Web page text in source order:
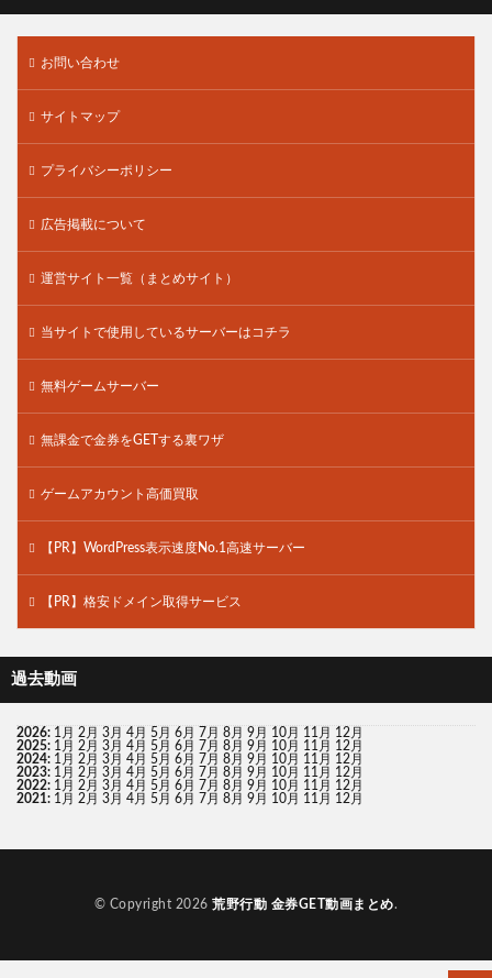
お問い合わせ
サイトマップ
プライバシーポリシー
広告掲載について
運営サイト一覧（まとめサイト）
当サイトで使用しているサーバーはコチラ
無料ゲームサーバー
無課金で金券をGETする裏ワザ
ゲームアカウント高価買取
【PR】WordPress表示速度No.1高速サーバー
【PR】格安ドメイン取得サービス
過去動画
2026: 1月 2月 3月 4月 5月 6月 7月 8月 9月 10月 11月 12月
2025: 1月 2月 3月 4月 5月 6月 7月 8月 9月 10月 11月 12月
2024: 1月 2月 3月 4月 5月 6月 7月 8月 9月 10月 11月 12月
2023: 1月 2月 3月 4月 5月 6月 7月 8月 9月 10月 11月 12月
2022: 1月 2月 3月 4月 5月 6月 7月 8月 9月 10月 11月 12月
2021: 1月 2月 3月 4月 5月 6月 7月 8月 9月 10月 11月 12月
© Copyright 2026荒野行動 金券GET動画まとめ.